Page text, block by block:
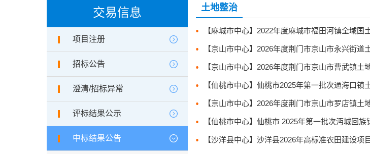
交易信息
项目注册
招标公告
澄清/招标异常
评标结果公示
中标结果公告
土地整治